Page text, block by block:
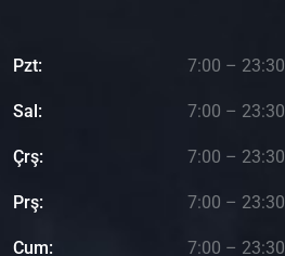
Pzt: 7:00 – 23:30
Sal: 7:00 – 23:30
Çrş: 7:00 – 23:30
Prş: 7:00 – 23:30
Cum: 7:00 – 23:30